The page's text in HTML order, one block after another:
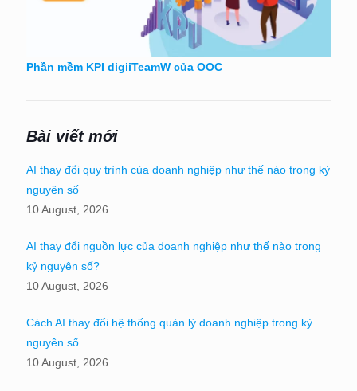
Phần mềm KPI digiiTeamW của OOC
Bài viết mới
AI thay đổi quy trình của doanh nghiệp như thế nào trong kỷ
nguyên số
10 August, 2026
AI thay đổi nguồn lực của doanh nghiệp như thế nào trong
kỷ nguyên số?
10 August, 2026
Cách AI thay đổi hệ thống quản lý doanh nghiệp trong kỷ
nguyên số
10 August, 2026